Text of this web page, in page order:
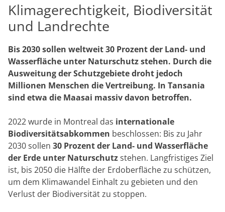
Klimagerechtigkeit, Biodiversität
und Landrechte
Bis 2030 sollen weltweit 30 Prozent der Land- und
Wasserfläche unter Naturschutz stehen. Durch die
Ausweitung der Schutzgebiete droht jedoch
Millionen Menschen die Vertreibung. In Tansania
sind etwa die Maasai massiv davon betroffen.
2022 wurde in Montreal das internationale
Biodiversitätsabkommen beschlossen: Bis zu Jahr
2030 sollen 30 Prozent der Land- und Wasserfläche
der Erde unter Naturschutzstehen. Langfristiges Ziel
ist, bis 2050 die Hälfte der Erdoberfläche zu schützen,
um dem Klimawandel Einhalt zu gebieten und den
Verlust der Biodiversität zu stoppen.